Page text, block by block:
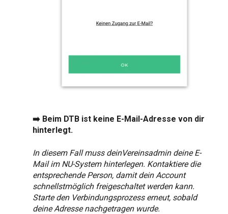
➡️ Beim DTB ist keine E-Mail-Adresse von dir
hinterlegt.
In diesem Fall muss deinVereinsadmin deine E-
Mail im NU-System hinterlegen. Kontaktiere die
entsprechende Person, damit dein Account
schnellstmöglich freigeschaltet werden kann.
Starte den Verbindungsprozess erneut, sobald
deine Adresse nachgetragen wurde.